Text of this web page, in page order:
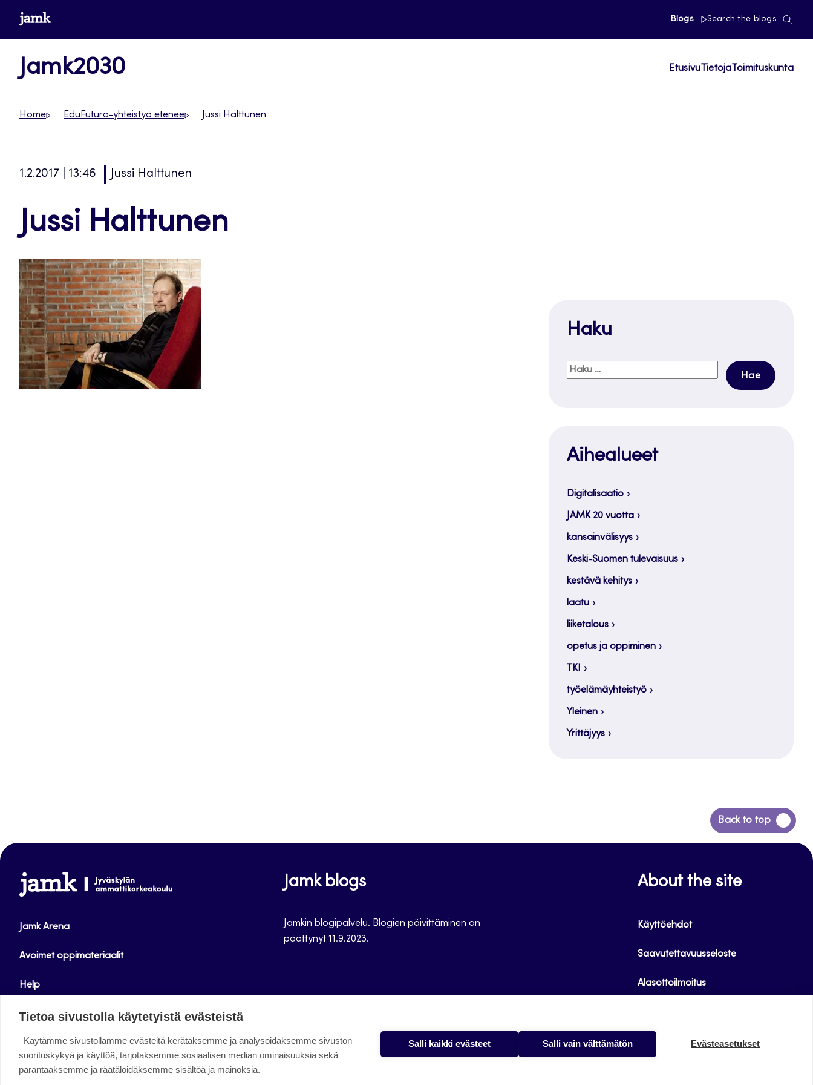
Siirrywww.jamk.fi Blogs Search the blogs
Jamk2030 Etusivu Tietoja Toimituskunta
Home EduFutura-yhteistyö etenee Jussi Halttunen
1.2.2017 | 13:46 Jussi Halttunen
Jussi Halttunen
Haku
Haku:
Aihealueet
Digitalisaatio
JAMK 20 vuotta
kansainvälisyys
Keski-Suomen tulevaisuus
kestävä kehitys
laatu
liiketalous
opetus ja oppiminen
TKI
työelämäyhteistyö
Yleinen
Yrittäjyys
Back to top
Siirry
takaisin
www.jamk.fi
Jamk Arena
Avoimet oppimateriaalit
Help
Verkkolehdet
FacebookInstagram
LinkedinTwitterYouTube
Jamk blogs
Jamkin blogipalvelu. Blogien päivittäminen on
päättynyt 11.9.2023.
About the site
Käyttöehdot
Saavutettavuusseloste
Alasottoilmoitus
Tietoa sivustolla käytetyistä evästeistä
Käytämme sivustollamme evästeitä kerätäksemme ja analysoidaksemme sivuston
suorituskykyä ja käyttöä, tarjotaksemme sosiaalisen median ominaisuuksia sekä
parantaaksemme ja räätälöidäksemme sisältöä ja mainoksia.
Salli kaikki evästeet Salli vain välttämätön Evästeasetukset